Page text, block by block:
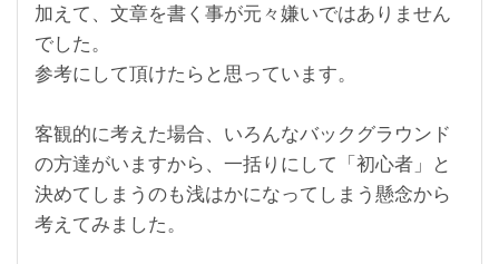
加えて、文章を書く事が元々嫌いではありません
でした。
参考にして頂けたらと思っています。
客観的に考えた場合、いろんなバックグラウンド
の方達がいますから、一括りにして「初心者」と
決めてしまうのも浅はかになってしまう懸念から
考えてみました。